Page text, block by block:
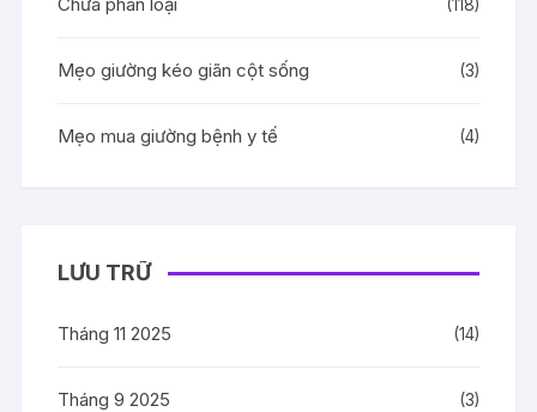
(118)
Mẹo giường kéo giãn cột sống (3)
Mẹo mua giường bệnh y tế (4)
LƯU TRỮ
Tháng 11 2025 (14)
Tháng 9 2025 (3)